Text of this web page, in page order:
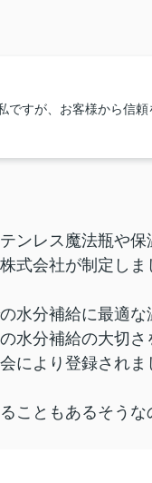
ですが、お客様から信
ンレス魔法瓶や保
式会社が制定しま
水分補給に最適
水分補給の大切
により登録されま
こともあるそう